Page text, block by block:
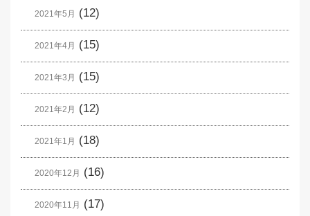
2021年5月 (12)
2021年4月 (15)
2021年3月 (15)
2021年2月 (12)
2021年1月 (18)
2020年12月 (16)
2020年11月 (17)